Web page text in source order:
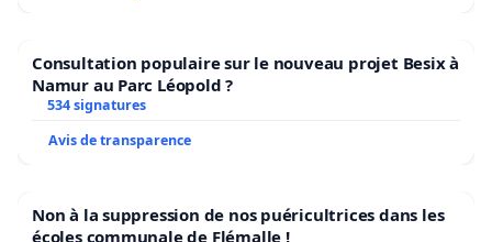
Consultation populaire sur le nouveau projet Besix à
Namur au Parc Léopold ?
534 signatures
Avis de transparence
Non à la suppression de nos puéricultrices dans les
écoles communale de Flémalle !